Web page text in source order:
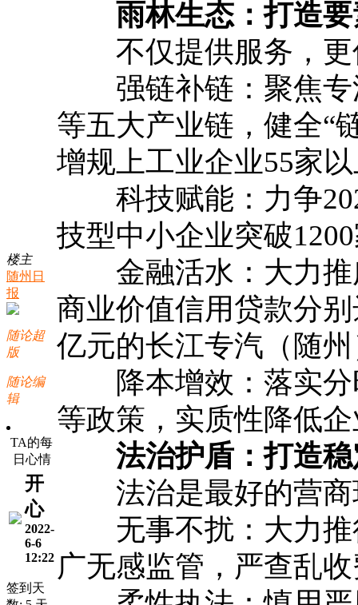
楼主
随州日
报
随论超
版
随论编
辑
TA的每
日心情
开
心
2022-
6-6
12:22
签到天
雨林生态：打造要
不仅提供服务，更
强链补链：聚焦专
等五大产业链，健全“
增规上工业企业55家
科技赋能：力争
技型中小企业突破
金融活水：大力推
商业价值信用贷款分
亿元的长江专汽（随
降本增效：落实分
等政策，实质性降低
法治护盾：打造稳
法治是最好的营商
无事不扰：大力推
广无感监管，严查乱